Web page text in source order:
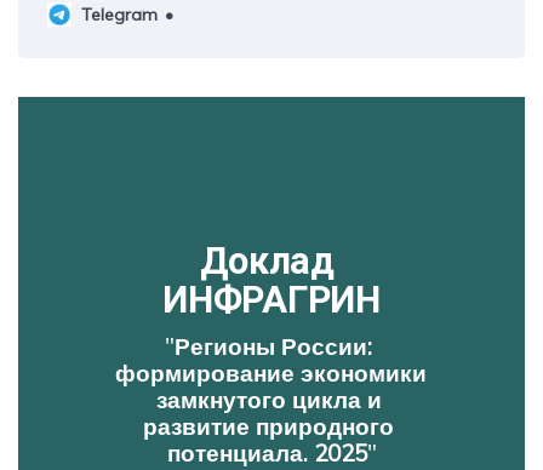
РКН: https://knd.gov.ru/license?
Telegram
Доклад
ИНФРАГРИН
"Регионы России:
формирование экономики
замкнутого цикла и
развитие природного
потенциала. 2025"